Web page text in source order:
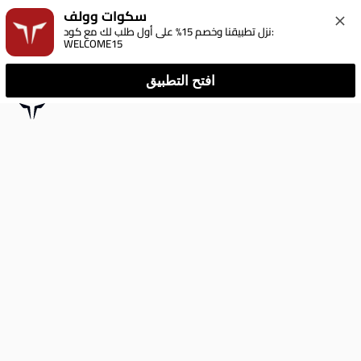
سكوات وولف
نزل تطبيقنا وخصم 15% على أول طلب لك مع كود:
WELCOME15
افتح التطبيق